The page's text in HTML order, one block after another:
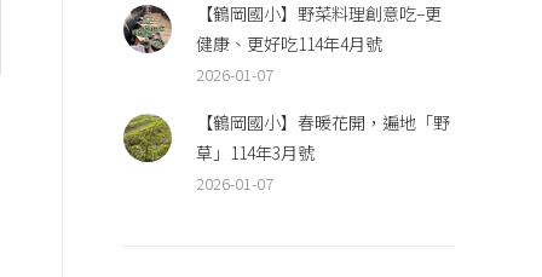
【鶴岡國小】野菜料理創意吃–更
健康、更好吃114年4月號
2026-01-07
【鶴岡國小】春暖花開，遍地「野
草」114年3月號
2026-01-07